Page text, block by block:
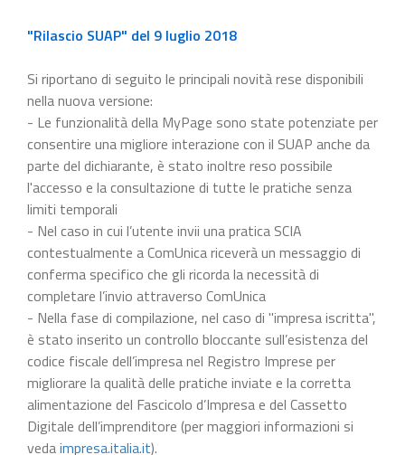
"Rilascio SUAP" del 9 luglio 2018
Si riportano di seguito le principali novità rese disponibili
nella nuova versione:
- Le funzionalità della MyPage sono state potenziate per
consentire una migliore interazione con il SUAP anche da
parte del dichiarante, è stato inoltre reso possibile
l'accesso e la consultazione di tutte le pratiche senza
limiti temporali
- Nel caso in cui l’utente invii una pratica SCIA
contestualmente a ComUnica riceverà un messaggio di
conferma specifico che gli ricorda la necessità di
completare l’invio attraverso ComUnica
- Nella fase di compilazione, nel caso di "impresa iscritta",
è stato inserito un controllo bloccante sull’esistenza del
codice fiscale dell’impresa nel Registro Imprese per
migliorare la qualità delle pratiche inviate e la corretta
alimentazione del Fascicolo d’Impresa e del Cassetto
Digitale dell’imprenditore (per maggiori informazioni si
vedaimpresa.italia.it).